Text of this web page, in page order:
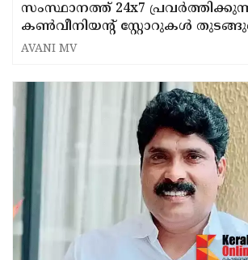
സംസ്ഥാനത്ത് 24x7
കൺവീനിയന്റ് സ്റ്റോറുകൾ
അനൂപ് ജേക്കബ്ബ്
AVANI MV